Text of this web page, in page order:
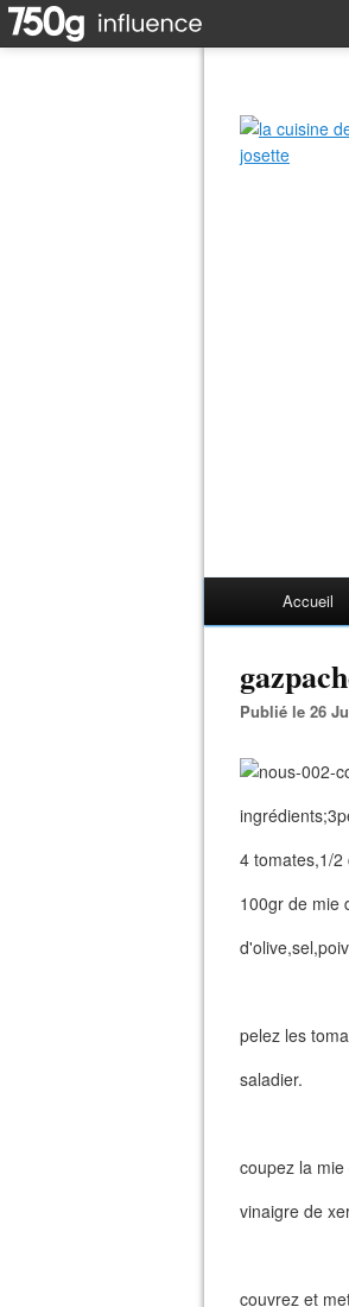
Accueil
Publié le 26
4 tomates,1/2
100gr de mie
pelez les
saladier.
coupez la
vinaigre de
couvrez et